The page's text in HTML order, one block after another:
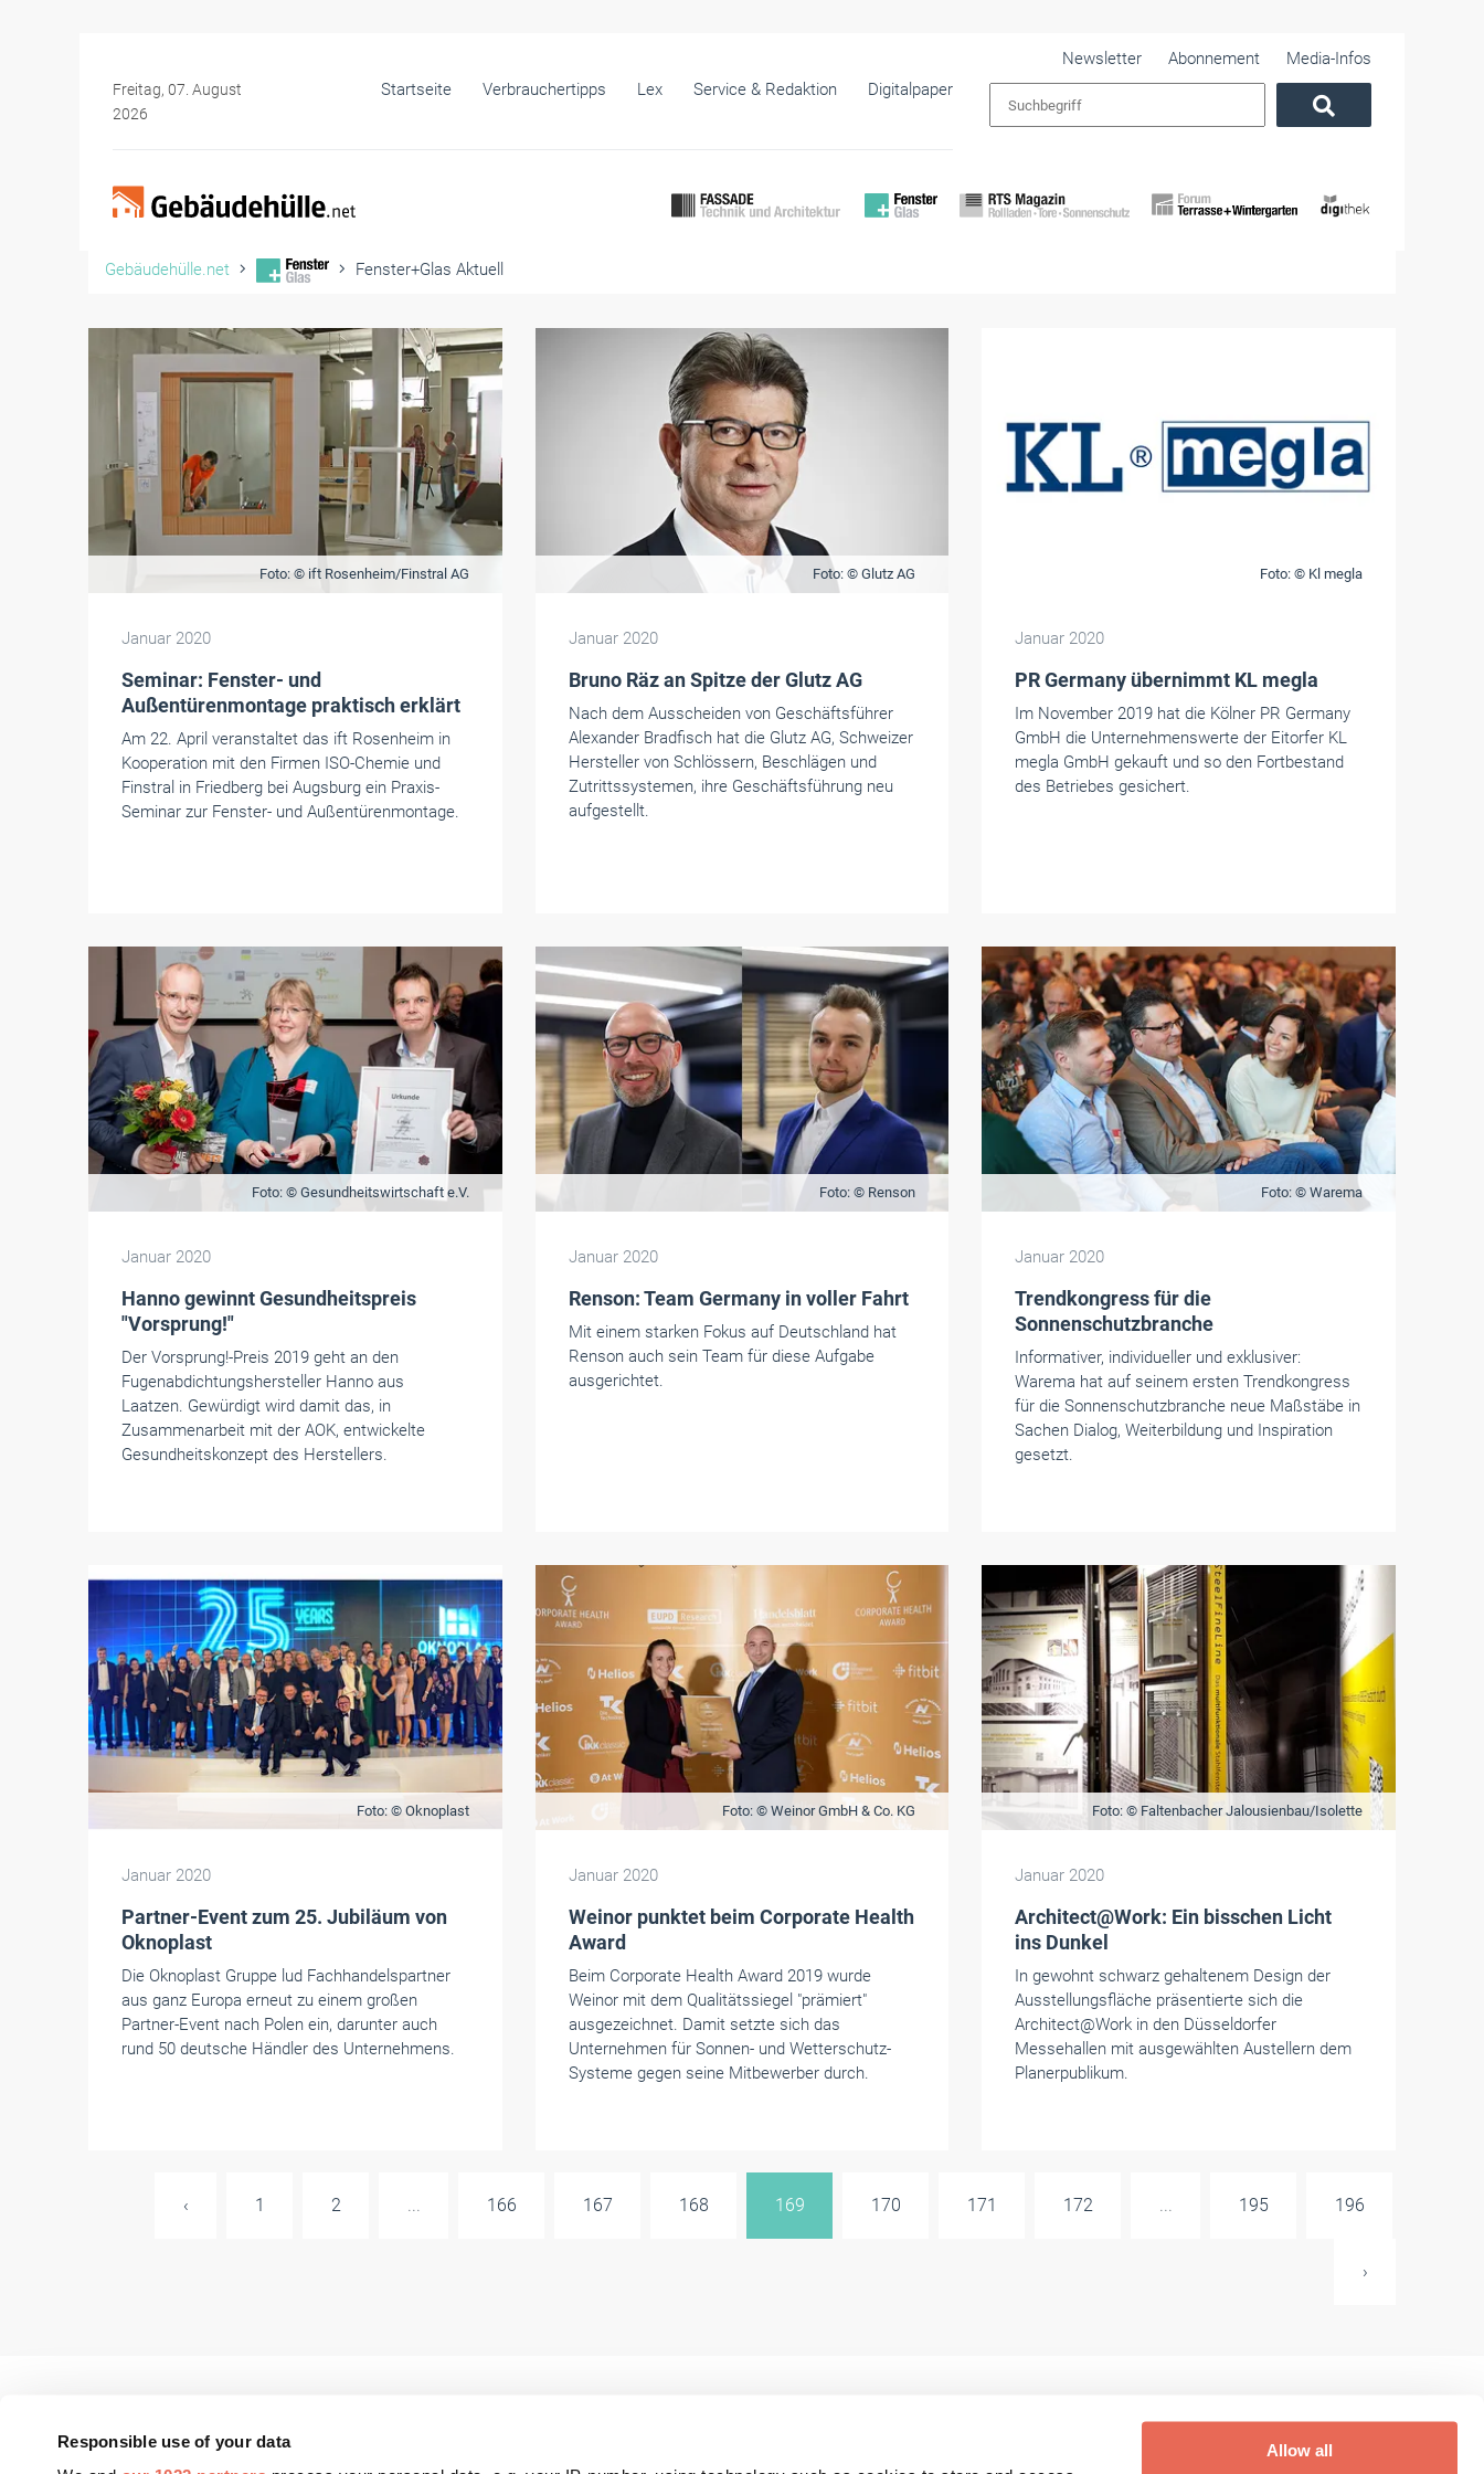
Responsible use of your data
Allow all
Freitag, 07. August
2026
Startseite Verbrauchertipps Lex Service & Redaktion Digitalpaper
Newsletter Abonnement Media-Infos
Gebäudehülle.net Fenster+Glas Aktuell
Foto: © ift Rosenheim/Finstral AG
Januar 2020
Seminar: Fenster- und
Außentürenmontage praktisch erklärt
Am 22. April veranstaltet das ift Rosenheim in
Kooperation mit den Firmen ISO-Chemie und
Finstral in Friedberg bei Augsburg ein Praxis-
Seminar zur Fenster- und Außentürenmontage.
Foto: © Glutz AG
Januar 2020
Bruno Räz an Spitze der Glutz AG
Nach dem Ausscheiden von Geschäftsführer
Alexander Bradfisch hat die Glutz AG, Schweizer
Hersteller von Schlössern, Beschlägen und
Zutrittssystemen, ihre Geschäftsführung neu
aufgestellt.
Foto: © Kl megla
Januar 2020
PR Germany übernimmt KL megla
Im November 2019 hat die Kölner PR Germany
GmbH die Unternehmenswerte der Eitorfer KL
megla GmbH gekauft und so den Fortbestand
des Betriebes gesichert.
Foto: © Gesundheitswirtschaft e.V.
Januar 2020
Hanno gewinnt Gesundheitspreis
"Vorsprung!"
Der Vorsprung!-Preis 2019 geht an den
Fugenabdichtungshersteller Hanno aus
Laatzen. Gewürdigt wird damit das, in
Zusammenarbeit mit der AOK, entwickelte
Gesundheitskonzept des Herstellers.
Foto: © Renson
Januar 2020
Renson: Team Germany in voller Fahrt
Mit einem starken Fokus auf Deutschland hat
Renson auch sein Team für diese Aufgabe
ausgerichtet.
Foto: © Warema
Januar 2020
Trendkongress für die
Sonnenschutzbranche
Informativer, individueller und exklusiver:
Warema hat auf seinem ersten Trendkongress
für die Sonnenschutzbranche neue Maßstäbe in
Sachen Dialog, Weiterbildung und Inspiration
gesetzt.
Foto: © Oknoplast
Januar 2020
Partner-Event zum 25. Jubiläum von
Oknoplast
Die Oknoplast Gruppe lud Fachhandelspartner
aus ganz Europa erneut zu einem großen
Partner-Event nach Polen ein, darunter auch
rund 50 deutsche Händler des Unternehmens.
Foto: © Weinor GmbH & Co. KG
Januar 2020
Weinor punktet beim Corporate Health
Award
Beim Corporate Health Award 2019 wurde
Weinor mit dem Qualitätssiegel "prämiert"
ausgezeichnet. Damit setzte sich das
Unternehmen für Sonnen- und Wetterschutz-
Systeme gegen seine Mitbewerber durch.
Foto: © Faltenbacher Jalousienbau/Isolette
Januar 2020
Architect@Work: Ein bisschen Licht
ins Dunkel
In gewohnt schwarz gehaltenem Design der
Ausstellungsfläche präsentierte sich die
Architect@Work in den Düsseldorfer
Messehallen mit ausgewählten Austellern dem
Planerpublikum.
‹ 1 2 ... 166 167 168 169 170 171 172 ... 195 196
›